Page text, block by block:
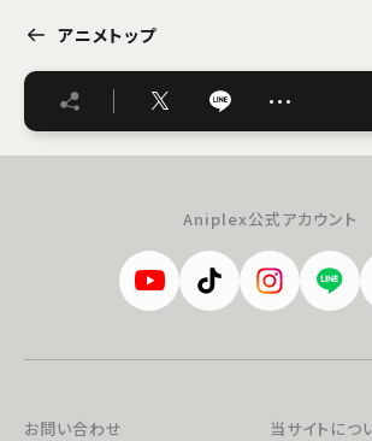
アニメトップ
…
Aniplex公式アカウント
お問い合わせ
当サイトにつ